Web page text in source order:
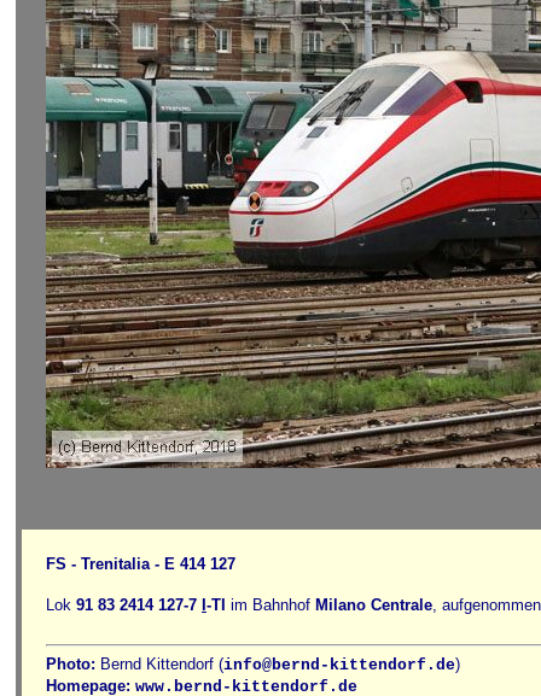
FS - Trenitalia - E 414 127
Lok 91 83 2414 127-7 -TI im Bahnhof Milano Centrale,
Photo: Bernd Kittendorf (info@bernd-kittendorf.de)
Homepage: www.bernd-kittendorf.de